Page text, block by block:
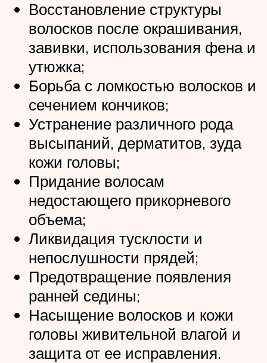
Восстановление структуры
волосков после окрашивания,
завивки, использования фена и
утюжка;
Борьба с ломкостью волосков и
сечением кончиков;
Устранение различного рода
высыпаний, дерматитов, зуда
кожи головы;
Придание волосам
недостающего прикорневого
объема;
Ликвидация тусклости и
непослушности прядей;
Предотвращение появления
ранней седины;
Насыщение волосков и кожи
головы живительной влагой и
защита от ее исправления.